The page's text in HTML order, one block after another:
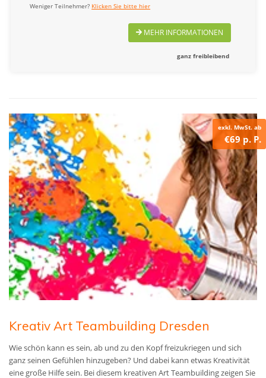
Weniger Teilnehmer? Klicken Sie bitte hier
MEHR INFORMATIONEN
ganz freibleibend
exkl. MwSt. ab
€69 p. P.
Kreativ Art Teambuilding Dresden
Wie schön kann es sein, ab und zu den Kopf freizukriegen und sich
ganz seinen Gefühlen hinzugeben? Und dabei kann etwas Kreativität
eine große Hilfe sein. Bei diesem kreativen Art Teambuilding zeigen Sie